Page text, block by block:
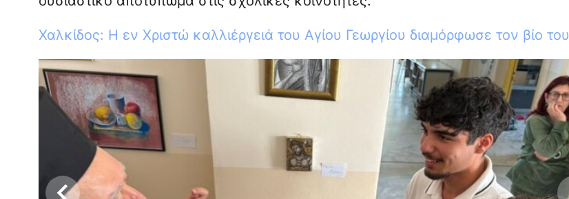
Χαλκίδος: Η εν Χριστώ καλλιέργειά του Αγίου Γεωργίου διαμόρφωσε τον βίο του